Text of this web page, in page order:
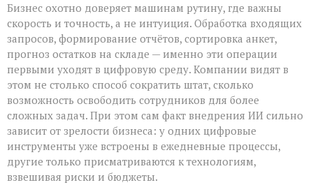
Бизнес охотно доверяет машинам рутину, где важны
скорость и точность, а не интуиция. Обработка входящих
запросов, формирование отчётов, сортировка анкет,
прогноз остатков на складе — именно эти операции
первыми уходят в цифровую среду. Компании видят в
этом не столько способ сократить штат, сколько
возможность освободить сотрудников для более
сложных задач. При этом сам факт внедрения ИИ сильно
зависит от зрелости бизнеса: у одних цифровые
инструменты уже встроены в ежедневные процессы,
другие только присматриваются к технологиям,
взвешивая риски и бюджеты.